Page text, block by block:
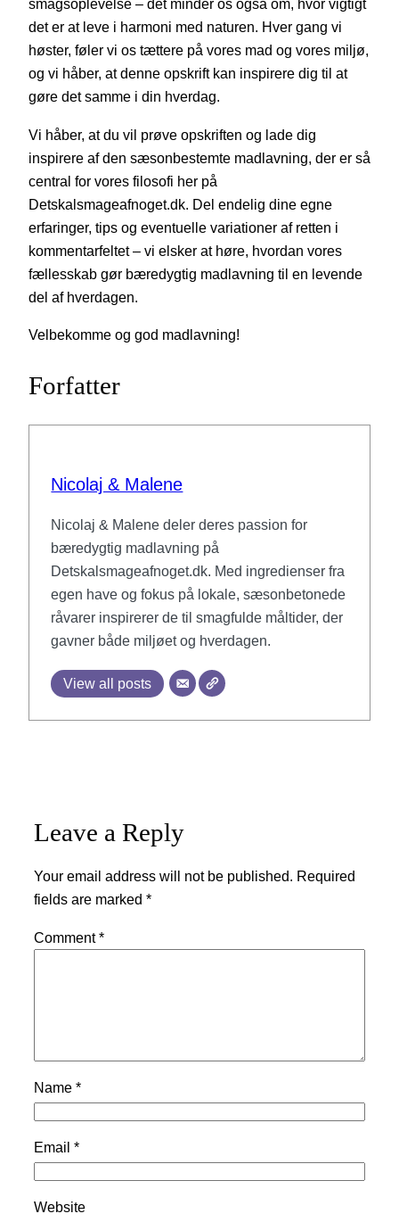
smagsoplevelse – det minder os også om, hvor vigtigt
det er at leve i harmoni med naturen. Hver gang vi
høster, føler vi os tættere på vores mad og vores miljø,
og vi håber, at denne opskrift kan inspirere dig til at
gøre det samme i din hverdag.
Vi håber, at du vil prøve opskriften og lade dig
inspirere af den sæsonbestemte madlavning, der er så
central for vores filosofi her på
Detskalsmageafnoget.dk. Del endelig dine egne
erfaringer, tips og eventuelle variationer af retten i
kommentarfeltet – vi elsker at høre, hvordan vores
fællesskab gør bæredygtig madlavning til en levende
del af hverdagen.
Velbekomme og god madlavning!
Forfatter
Nicolaj & Malene
Nicolaj & Malene deler deres passion for
bæredygtig madlavning på
Detskalsmageafnoget.dk. Med ingredienser fra
egen have og fokus på lokale, sæsonbetonede
råvarer inspirerer de til smagfulde måltider, der
gavner både miljøet og hverdagen.
View all posts
Leave a Reply
Your email address will not be published. Required
fields are marked *
Comment*
Name *
Email *
Website